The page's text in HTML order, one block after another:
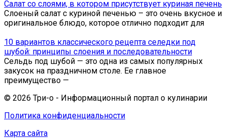
Салат со слоями, в котором присутствует куриная печень
Слоеный салат с куриной печенью – это очень вкусное и
оригинальное блюдо, которое отлично подходит для
10 вариантов классического рецепта селедки под
шубой: принципы слоения и последовательности
Сельдь под шубой — это одна из самых популярных
закусок на праздничном столе. Ее главное
преимущество —
© 2026 Три-о - Информационный портал о кулинарии
Политика конфиденциальности
Карта сайта